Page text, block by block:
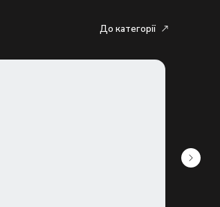
До категорії